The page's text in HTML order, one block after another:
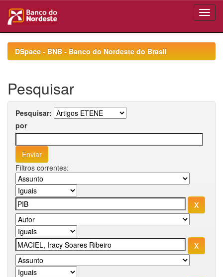
navigationDSpace - BNB - Banco do Nordeste do Brasil
Pesquisar
Pesquisar:
por
Filtros correntes: